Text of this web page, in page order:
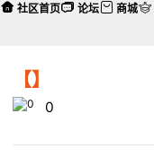
【】
0
社区首页 论坛 商城